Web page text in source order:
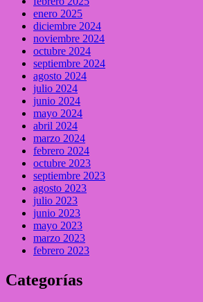
enero 2025
diciembre 2024
noviembre 2024
octubre 2024
septiembre 2024
agosto 2024
julio 2024
junio 2024
mayo 2024
abril 2024
marzo 2024
febrero 2024
octubre 2023
septiembre 2023
agosto 2023
julio 2023
junio 2023
mayo 2023
marzo 2023
febrero 2023
Categorías